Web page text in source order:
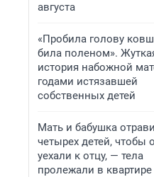
августа
«Пробила голову
била поленом».
история набожной
годами истязавшей
собственных детей
Мать и бабушка
четырех детей, чтобы
уехали к отцу, — тела
пролежали в